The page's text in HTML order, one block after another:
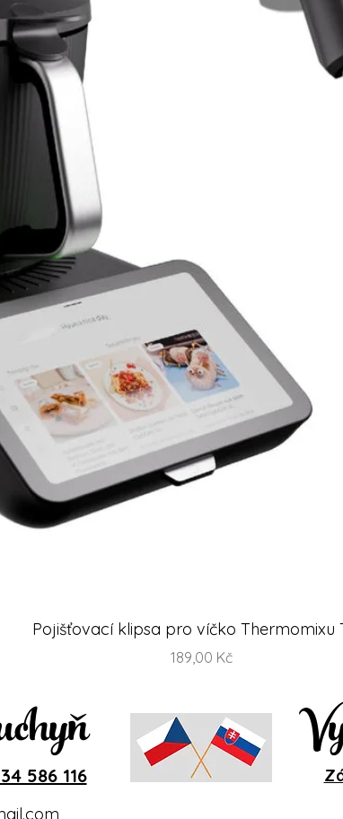
Rychlý náhled
Pojišťovací klipsa pro víčko Thermomixu
Cena
189,00 Kč
586 116